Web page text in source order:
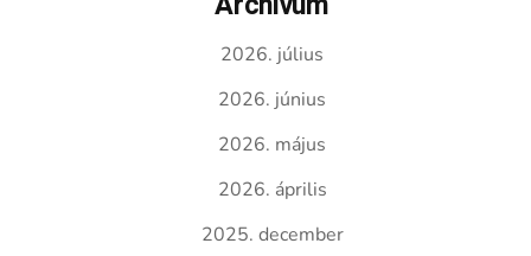
2026. július
2026. június
2026. május
2026. április
2025. december